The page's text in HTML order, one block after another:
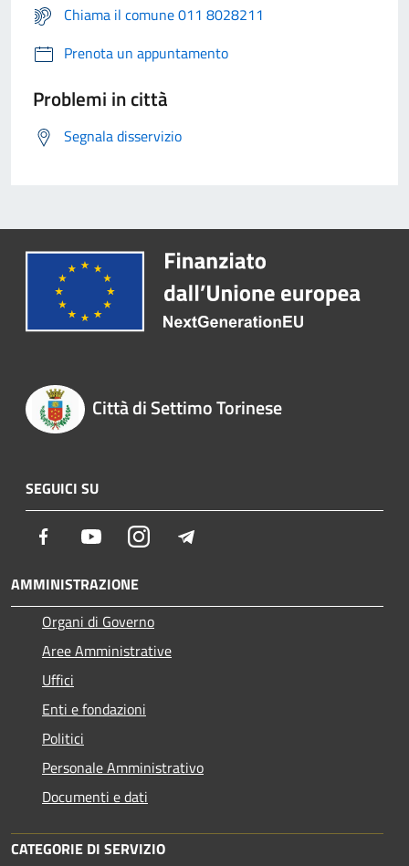
Chiama il comune 011 8028211
Prenota un appuntamento
Problemi in città
Segnala disservizio
Città di Settimo Torinese
SEGUICI SU
Facebook YoutubeInstagram
AMMINISTRAZIONE
Organi di Governo
Aree Amministrative
Uffici
Enti e fondazioni
Politici
Personale Amministrativo
Documenti e dati
CATEGORIE DI SERVIZIO